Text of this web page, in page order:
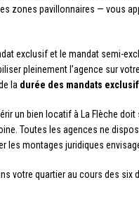
zones pavillonnaires — vous
exclusif et le mandat semi-
pleinement l’agence sur
la durée des mandats
un bien locatif à La Flèche
Toutes les agences ne
les montages juridiques
votre quartier au cours des